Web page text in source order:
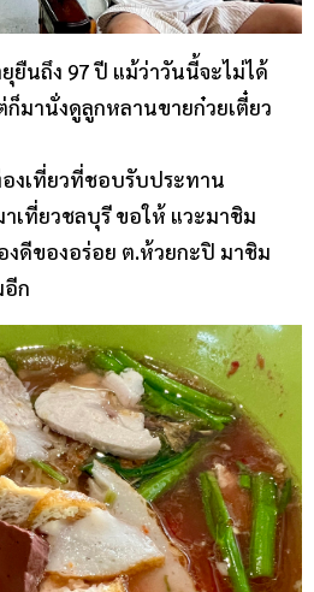
ยืนถึง 97 ปี แม้ว่าวันนี้จะไม่ได้
ก็มานั่งดูลูกหลานขายก๋วยเตี๋ยว
งเที่ยวที่ชอบรับประทาน
เที่ยวชลบุรี ขอให้ แวะมาชิม
งดีของอร่อย ต.ห้วยกะปิ มาชิม
อีก